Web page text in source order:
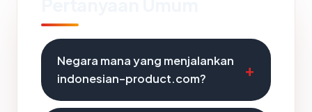
Negara mana yang menjalankan
indonesian-product.com?